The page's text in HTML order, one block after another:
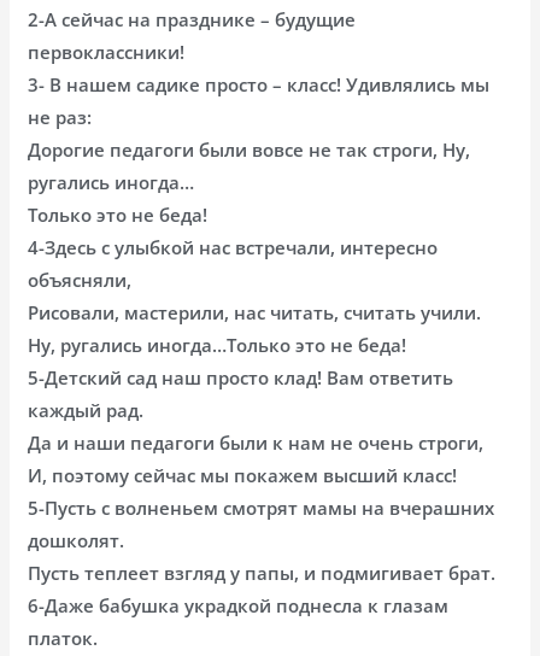
2-А сейчас на празднике – будущие
первоклассники!
3- В нашем садике просто – класс! Удивлялись мы
не раз:
Дорогие педагоги были вовсе не так строги, Ну,
ругались иногда…
Только это не беда!
4-Здесь с улыбкой нас встречали, интересно
объясняли,
Рисовали, мастерили, нас читать, считать учили.
Ну, ругались иногда…Только это не беда!
5-Детский сад наш просто клад! Вам ответить
каждый рад.
Да и наши педагоги были к нам не очень строги,
И, поэтому сейчас мы покажем высший класс!
5-Пусть с волненьем смотрят мамы на вчерашних
дошколят.
Пусть теплеет взгляд у папы, и подмигивает брат.
6-Даже бабушка украдкой поднесла к глазам
платок.